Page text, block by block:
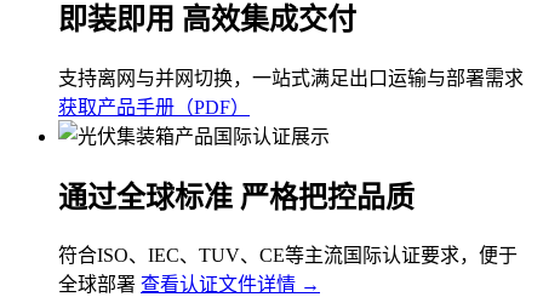
即装即用 高效集成交付
支持离网与并网切换，一站式满足出口运输与部署需求
获取产品手册（PDF）
通过全球标准 严格把控品质
符合ISO、IEC、TUV、CE等主流国际认证要求，便于
全球部署 查看认证文件详情 →